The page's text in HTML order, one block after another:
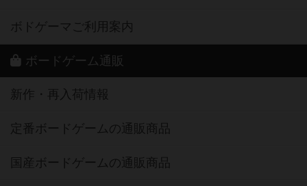
ボドゲーマご利用案内
ボードゲーム通販
新作・再入荷情報
定番ボードゲームの通販商品
国産ボードゲームの通販商品